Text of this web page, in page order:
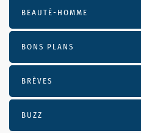
BEAUTÉ-HOMME
BONS PLANS
BRÈVES
BUZZ